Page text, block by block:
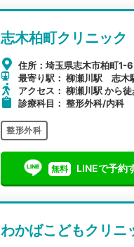
志木柏町クリニック
住所：埼玉県志木市柏町1-
最寄り駅： 柳瀬川駅 志
アクセス： 柳瀬川駅 から
診療科目： 整形外科/内科
整形外科
無料 LINEで予約
わかばこどもクリニ